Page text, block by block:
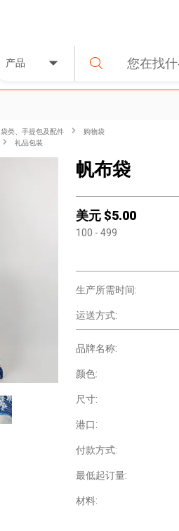
产品
袋类、手提包及配件
购物袋
礼品包装
帆布袋
美元 $5.00
100 - 499
生产所需时间:
运送方式:
品牌名称:
颜色:
尺寸:
港口:
付款方式:
最低起订量:
材料: